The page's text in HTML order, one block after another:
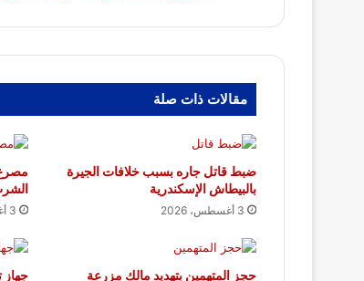
حياة
مقالات ذات صلة
ضبط قاتل جاره بسبب خلافات الجيرة
بالبيطاش الإسكندرية
3 أغسطس، 2026
مصرع
3 أغسطس، 2026
حجز المتهمين بتهديد مالك مزرعة جهاز